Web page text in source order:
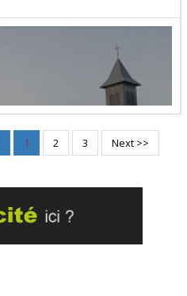
1 2 3 Next >>